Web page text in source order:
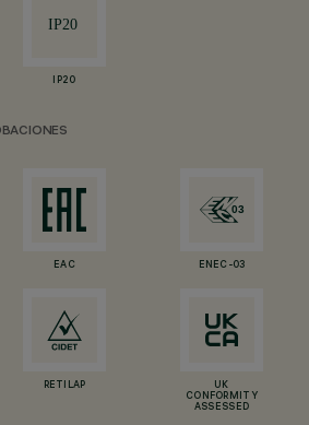
IP20
EAC ENEC-03
RETILAP
UK
CONFORMITY
ASSESSED